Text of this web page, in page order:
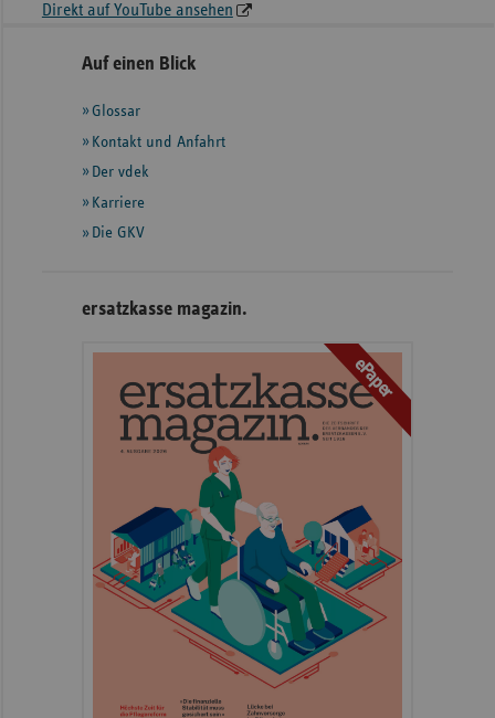
Direkt auf YouTube ansehen
Seitennavigation
Seitenleiste
weiteren
Informationen
Auf einen Blick
Glossar
Kontakt und Anfahrt
Der vdek
Karriere
Die GKV
ersatzkasse magazin.
ePaper